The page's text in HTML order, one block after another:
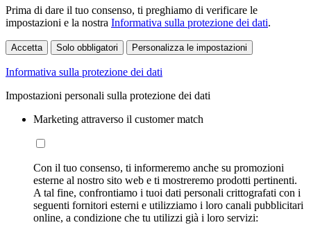
Prima di dare il tuo consenso, ti preghiamo di verificare le
impostazioni e la nostra Informativa sulla protezione dei dati.
Accetta Solo obbligatori Personalizza le impostazioni
Informativa sulla protezione dei dati
Impostazioni personali sulla protezione dei dati
Marketing attraverso il customer match
Con il tuo consenso, ti informeremo anche su promozioni
esterne al nostro sito web e ti mostreremo prodotti pertinenti.
A tal fine, confrontiamo i tuoi dati personali crittografati con i
seguenti fornitori esterni e utilizziamo i loro canali pubblicitari
online, a condizione che tu utilizzi già i loro servizi: